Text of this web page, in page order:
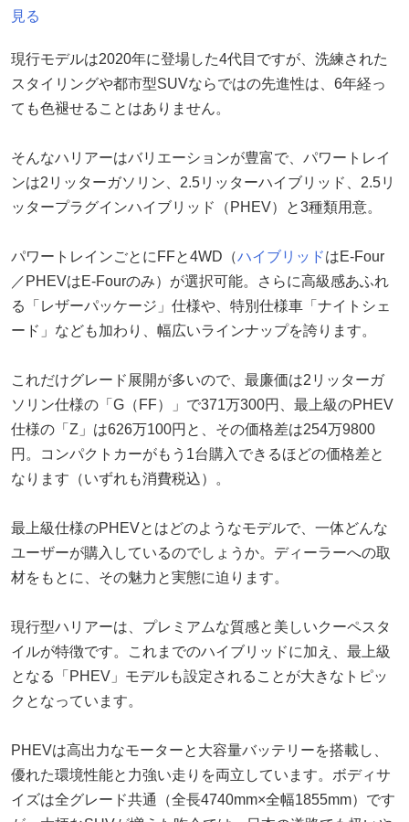
見る
現行モデルは2020年に登場した4代目ですが、洗練された
スタイリングや都市型SUVならではの先進性は、6年経っ
ても色褪せることはありません。
そんなハリアーはバリエーションが豊富で、パワートレイ
ンは2リッターガソリン、2.5リッターハイブリッド、2.5リ
ッタープラグインハイブリッド（PHEV）と3種類用意。
パワートレインごとにFFと4WD（ハイブリッドはE-Four
／PHEVはE-Fourのみ）が選択可能。さらに高級感あふれ
る「レザーパッケージ」仕様や、特別仕様車「ナイトシェ
ード」なども加わり、幅広いラインナップを誇ります。
これだけグレード展開が多いので、最廉価は2リッターガ
ソリン仕様の「G（FF）」で371万300円、最上級のPHEV
仕様の「Z」は626万100円と、その価格差は254万9800
円。コンパクトカーがもう1台購入できるほどの価格差と
なります（いずれも消費税込）。
最上級仕様のPHEVとはどのようなモデルで、一体どんな
ユーザーが購入しているのでしょうか。ディーラーへの取
材をもとに、その魅力と実態に迫ります。
現行型ハリアーは、プレミアムな質感と美しいクーペスタ
イルが特徴です。これまでのハイブリッドに加え、最上級
となる「PHEV」モデルも設定されることが大きなトピッ
クとなっています。
PHEVは高出力なモーターと大容量バッテリーを搭載し、
優れた環境性能と力強い走りを両立しています。ボディサ
イズは全グレード共通（全長4740mm×全幅1855mm）です